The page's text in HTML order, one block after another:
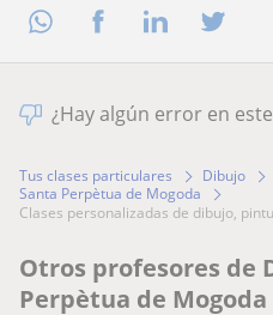
¿Hay algún error en
Tus clases particulares Dibujo
Santa Perpètua de Mogoda
clases personalizadas de dibujo,
Otros profesores de
Perpètua de